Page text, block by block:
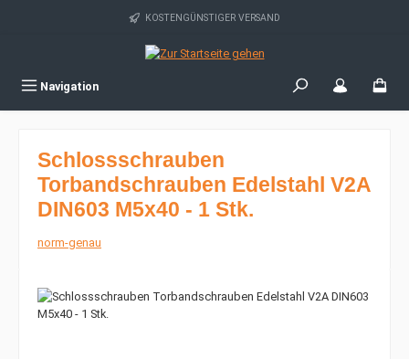
Zum Hauptinhalt springen KOSTENGÜNSTIGER VERSAND
Navigation
Schlossschrauben
Torbandschrauben Edelstahl V2A
DIN603 M5x40 - 1 Stk.
norm-genau
Bildergalerie überspringen